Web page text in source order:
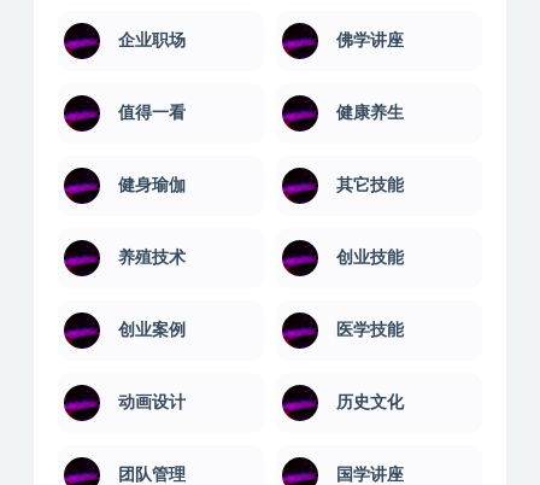
企业职场 佛学讲座
值得一看 健康养生
健身瑜伽 其它技能
养殖技术 创业技能
创业案例 医学技能
动画设计 历史文化
团队管理 国学讲座